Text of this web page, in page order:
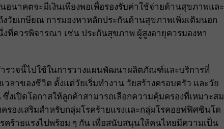
นาคตจะมีเงินเพียงพอเพื่อรองรับค่าใช้จ่ายด้านสุขภาพและ
วัยเกษียณ การมองหาหลักประกันด้านสุขภาพเพิ่มเติมนอก
ที่ควรพิจารณา เช่น ประกันสุขภาพ ผู้สูงอายุควรมองหา
รวจนี้ไปใช้ในการวางแผนพัฒนาผลิตภัณฑ์และบริการที่
ลาของชีวิต ตั้งแต่วัยเริ่มทำงาน วัยสร้างครอบครัว และวัย
เปิดโอกาสให้ลูกค้าสามารถเลือกความคุ้มครองที่เหมาะสม
องเสริมสำหรับกลุ่มโรคร้ายแรงและกลุ่มโรคออฟฟิศซินโด
ร้ายแรงไปพร้อม ๆ กัน เพื่อสนับสนุนให้คนไทยมีความเป็น